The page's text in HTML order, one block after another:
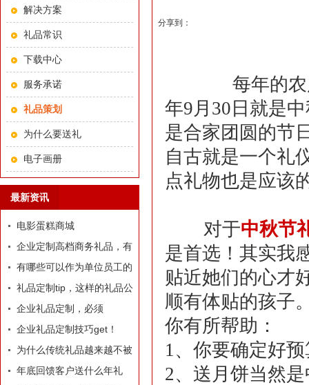
解决方案
礼品常识
下载中心
服务承诺
礼品策划
为什么要送礼
电子画册
最新资讯
电影蛋糕商城
企业定制高档商务礼品，有
哪些推荐？
有哪些可以作为单位员工的
定制礼品？
礼品定制tip，这样的礼品公
司我才爱！
企业礼品定制，必须
有“里”、有“面”
企业礼品定制技巧get！
为什么传统礼品越来越不被
选择了
年底回馈客户送什么年礼
分享到：
每年的农历八
年9月30日就是
是合家团圆的节
自古就是一个礼
点礼物也是应该
对于中秋节
是首选！其实我
贴近她们的心才
顺有体贴的孩子
你有所帮助：
1、你要确定好
2、送月饼当然